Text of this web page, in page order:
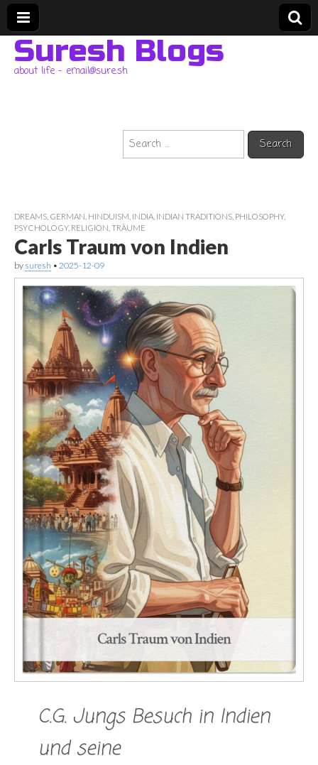
Suresh Blogs
about life – email@sure.sh
Search
for:
DREAMS GERMAN HINDUISM INDIA INDIAN TRADITIONS PHILOSOPHY,
PSYCHOLOGY, RELIGION TRÄUME
Carls Traum von Indien
by suresh • 2025-12-09
C.G. Jungs Besuch in Indien
und seine